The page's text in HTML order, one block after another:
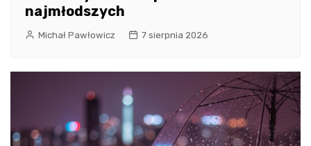
najmłodszych
Michał Pawłowicz 7 sierpnia 2026